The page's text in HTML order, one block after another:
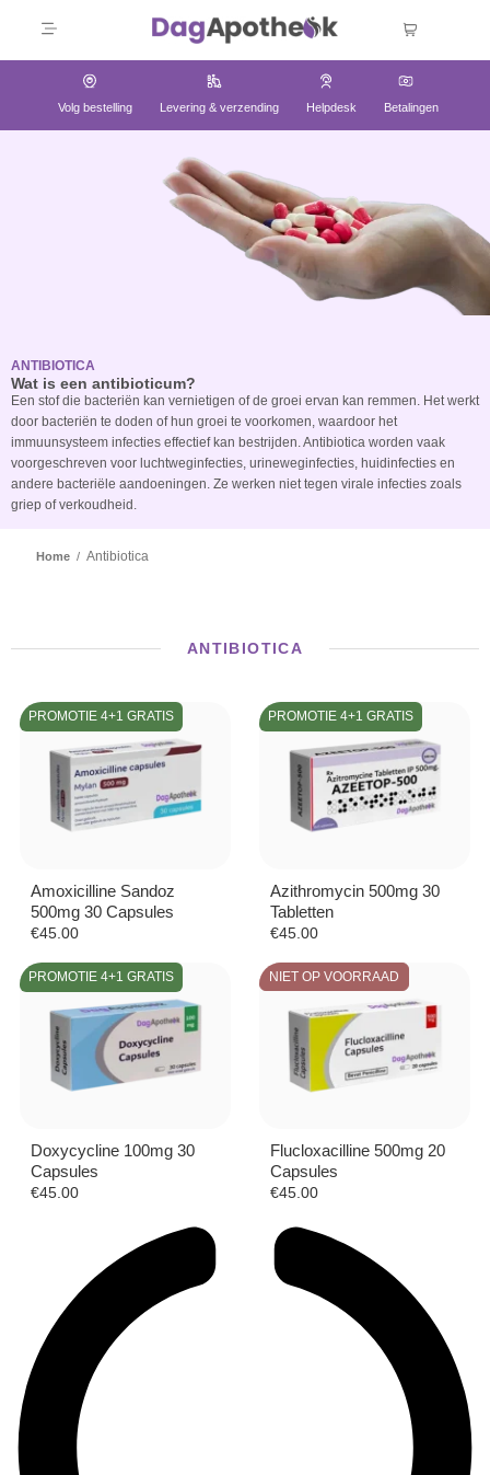
Volg bestelling Levering & verzending Helpdesk Betalingen
ANTIBIOTICA
Wat is een antibioticum?
Een stof die bacteriën kan vernietigen of de groei ervan kan remmen. Het werkt
door bacteriën te doden of hun groei te voorkomen, waardoor het
immuunsysteem infecties effectief kan bestrijden. Antibiotica worden vaak
voorgeschreven voor luchtweginfecties, urineweginfecties, huidinfecties en
andere bacteriële aandoeningen. Ze werken niet tegen virale infecties zoals
griep of verkoudheid.
Home / Antibiotica
ANTIBIOTICA
PROMOTIE 4+1 GRATIS
Amoxicilline Sandoz
500mg 30 Capsules
€45.00
PROMOTIE 4+1 GRATIS
Azithromycin 500mg 30
Tabletten
€45.00
PROMOTIE 4+1 GRATIS
Doxycycline 100mg 30
Capsules
€45.00
NIET OP VOORRAAD
Flucloxacilline 500mg 20
Capsules
€45.00